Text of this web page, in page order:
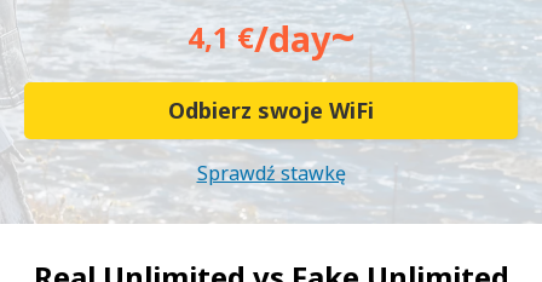
4,1 €/day~
Odbierz swoje WiFi
Sprawdź stawkę